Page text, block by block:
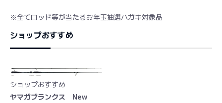
※全てロッド等が当たるお年玉抽選ハガキ対象品
ショップおすすめ
ショップおすすめ
ヤマガブランクス New